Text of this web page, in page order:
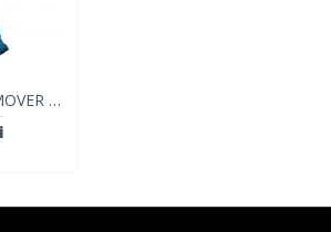
Ham pentru caini MOVER M-PETS, S